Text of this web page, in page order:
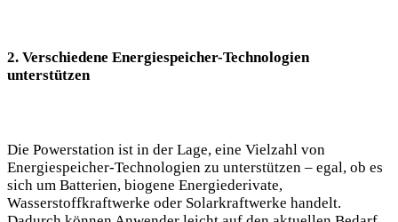
2. Verschiedene Energiespeicher-Technologien
unterstützen
Die Powerstation ist in der Lage, eine Vielzahl von
Energiespeicher-Technologien zu unterstützen – egal, ob es
sich um Batterien, biogene Energiederivate,
Wasserstoffkraftwerke oder Solarkraftwerke handelt.